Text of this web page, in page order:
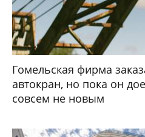
Гомельская фирма
автокран, но пока он
совсем не новым